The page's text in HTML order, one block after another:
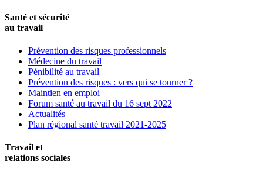
Santé et sécurité
au travail
Prévention des risques professionnels
Médecine du travail
Pénibilité au travail
Prévention des risques : vers qui se tourner ?
Maintien en emploi
Forum santé au travail du 16 sept 2022
Actualités
Plan régional santé travail 2021-2025
Travail et
relations sociales